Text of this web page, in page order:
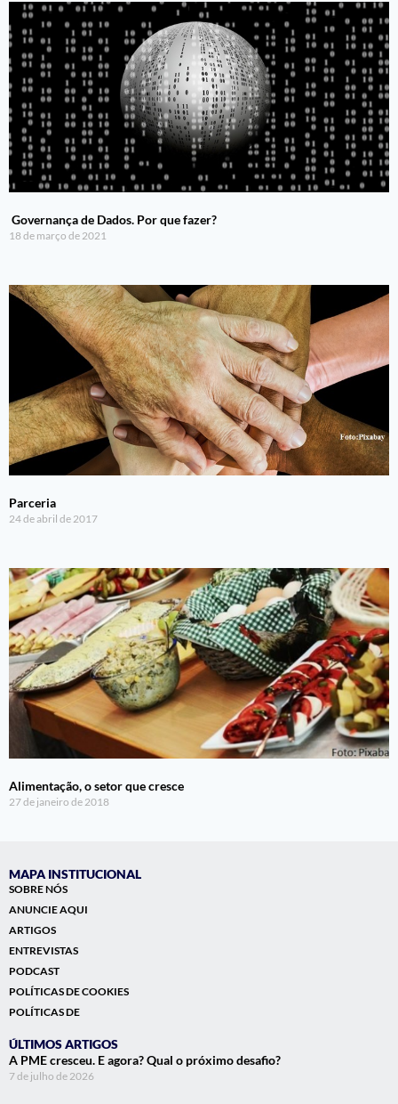
Governança de Dados. Por que fazer?
18 de março de 2021
Parceria
24 de abril de 2017
Alimentação, o setor que cresce
27 de janeiro de 2018
MAPA INSTITUCIONAL
SOBRE NÓS
ANUNCIE AQUI
ARTIGOS
ENTREVISTAS
PODCAST
POLÍTICAS DE COOKIES
POLÍTICAS DE
ÚLTIMOS ARTIGOS
A PME cresceu. E agora? Qual o próximo desafio?
7 de julho de 2026